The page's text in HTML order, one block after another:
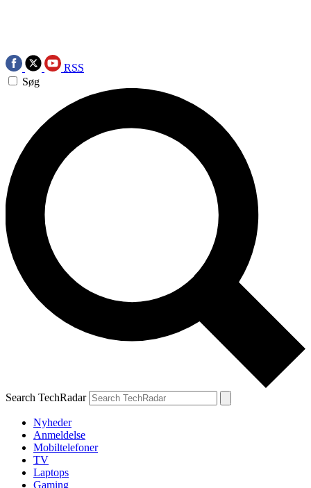
RSS
Søg
Search TechRadar
Nyheder
Anmeldelse
Mobiltelefoner
TV
Laptops
Gaming